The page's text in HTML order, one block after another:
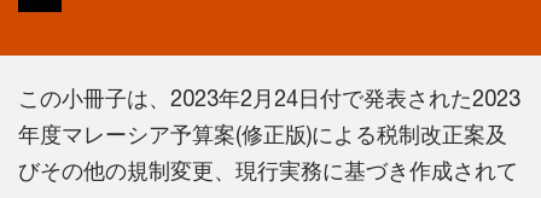
この小冊子は、2023年2月24日付で発表された2023
年度マレーシア予算案(修正版)による税制改正案及
びその他の規制変更、現行実務に基づき作成されて